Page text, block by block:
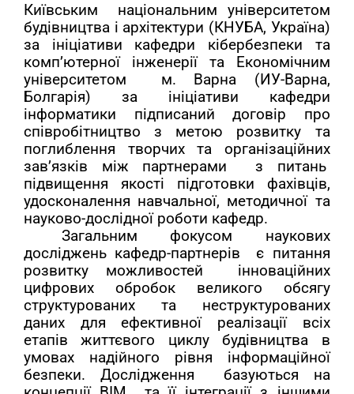
Київським національним університетом
будівництва і архітектури (КНУБА, Україна)
за ініціативи кафедри кібербезпеки та
комп’ютерної інженерії та Економічним
університетом м. Варна (ИУ-Варна,
Болгарія) за ініціативи кафедри
інформатики підписаний договір про
співробітництво з метою розвитку та
поглиблення творчих та організаційних
зав’язків між партнерами з питань
підвищення якості підготовки фахівців,
удосконалення навчальної, методичної та
науково-дослідної роботи кафедр.
Загальним фокусом наукових
досліджень кафедр-партнерів є питання
розвитку можливостей інноваційних
цифрових обробок великого обсягу
структурованих та неструктурованих
даних для ефективної реалізації всіх
етапів життєвого циклу будівництва в
умовах надійного рівня інформаційної
безпеки. Дослідження базуються на